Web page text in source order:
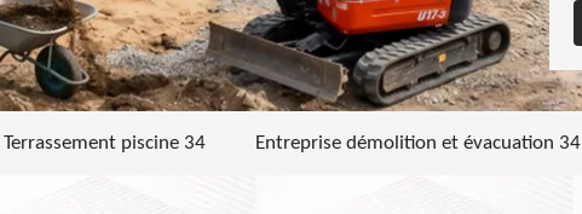
Terrassement piscine 34 Entreprise démolition et évacuation 34